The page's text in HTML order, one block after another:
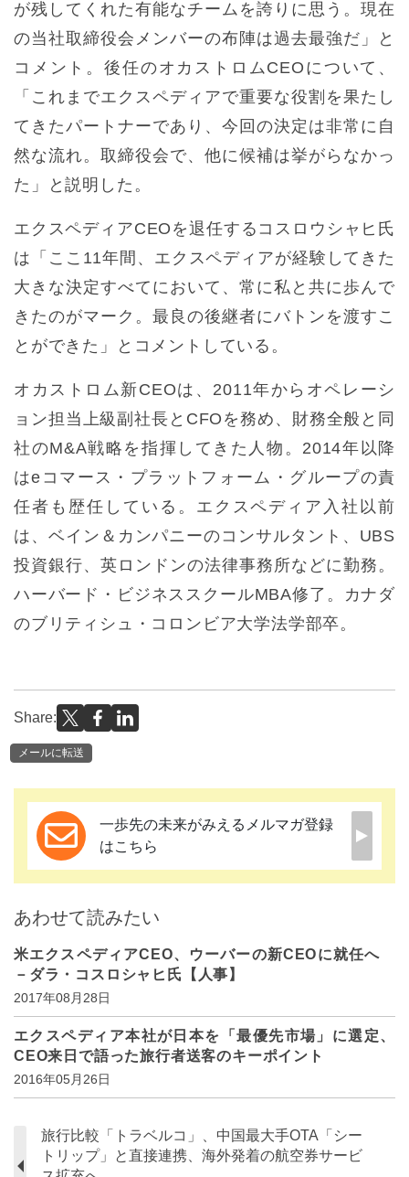
が残してくれた有能なチームを誇りに思う。現在
の当社取締役会メンバーの布陣は過去最強だ」と
コメント。後任のオカストロムCEOについて、
「これまでエクスペディアで重要な役割を果たし
てきたパートナーであり、今回の決定は非常に自
然な流れ。取締役会で、他に候補は挙がらなかっ
た」と説明した。
エクスペディアCEOを退任するコスロウシャヒ氏
は「ここ11年間、エクスペディアが経験してきた
大きな決定すべてにおいて、常に私と共に歩んで
きたのがマーク。最良の後継者にバトンを渡すこ
とができた」とコメントしている。
オカストロム新CEOは、2011年からオペレーシ
ョン担当上級副社長とCFOを務め、財務全般と同
社のM&A戦略を指揮してきた人物。2014年以降
はeコマース・プラットフォーム・グループの責
任者も歴任している。エクスペディア入社以前
は、ベイン＆カンパニーのコンサルタント、UBS
投資銀行、英ロンドンの法律事務所などに勤務。
ハーバード・ビジネススクールMBA修了。カナダ
のブリティシュ・コロンビア大学法学部卒。
Share:
メールに転送
一歩先の未来がみえるメルマガ登録
はこちら
あわせて読みたい
米エクスペディアCEO、ウーバーの新CEOに就任へ
－ダラ・コスロシャヒ氏【人事】
2017年08月28日
エクスペディア本社が日本を「最優先市場」に選定、
CEO来日で語った旅行者送客のキーポイント
2016年05月26日
旅行比較「トラベルコ」、中国最大手OTA「シー
トリップ」と直接連携、海外発着の航空券サービ